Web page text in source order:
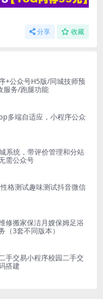
分享 收藏
+公众号H5版/同城技师预
服务/跑腿功能
多端自适应，小程序公众
系统，带评价管理和分站
需公众号
格测试趣味测试抖音微信
修搬家保洁月嫂保姆足浴
（3套不同版本）
手交易小程序校园二手交
搭建